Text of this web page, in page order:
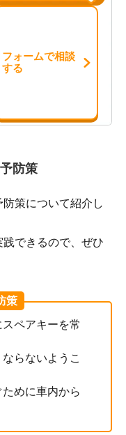
フォームで相談
する
防策
策について紹介し
できるので、ぜひ
策
ペアキーを常
らないようこ
めに車内から